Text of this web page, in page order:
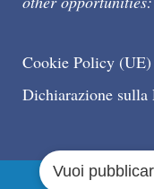
Cookie Policy (UE)
Dichiarazione
Vuoi